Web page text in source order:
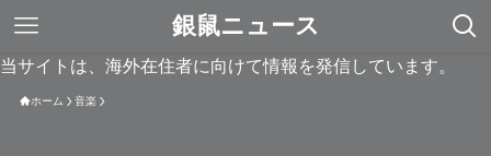
銀鼠ニュース
当サイトは、海外在住者に向けて情報を発信しています。
ホーム 音楽